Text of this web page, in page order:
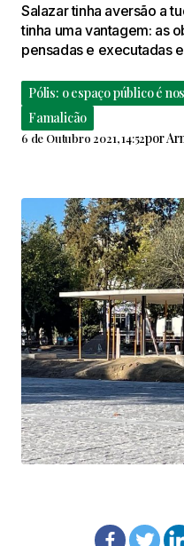
Salazar tinha aversão a
tinha uma vantagem: as
pensadas e executadas
Pólis: o espaço público é
Famalicão
6 de Outubro 2021, 14:52por